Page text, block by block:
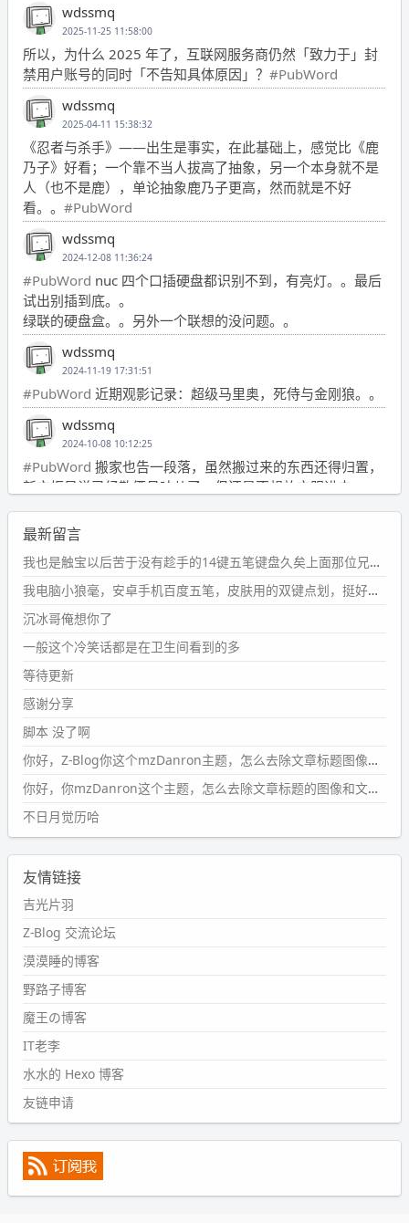
wdssmq
2025-11-25 11:58:00
所以，为什么 2025 年了，互联网服务商仍然「致力于」封
禁用户账号的同时「不告知具体原因」？ #PubWord
wdssmq
2025-04-11 15:38:32
《忍者与杀手》——出生是事实，在此基础上，感觉比《鹿
乃子》好看；一个靠不当人拔高了抽象，另一个本身就不是
人（也不是鹿），单论抽象鹿乃子更高，然而就是不好
看。。 #PubWord
wdssmq
2024-12-08 11:36:24
#PubWord nuc 四个口插硬盘都识别不到，有亮灯。。最后
试出别插到底。。
绿联的硬盘盒。。另外一个联想的没问题。。
wdssmq
2024-11-19 17:31:51
#PubWord 近期观影记录：超级马里奥，死侍与金刚狼。。
wdssmq
2024-10-08 10:12:25
#PubWord 搬家也告一段落，虽然搬过来的东西还得归置，
新衣柜虽说已经散俩月味儿了，但还是不想放衣服进去。
wdssmq
2024-09-23 21:00:49
#PubWord要不我每年汇总整理一次？？碎雨集_沉冰浮水_
第1页https://www.wdssmq.com/tag/%E7%A2%8E%E9%9
B%A8%E9%9B%86/
wdssmq
2024-09-23 20:58:40
#PubWord
条嘟？？？？
wdssmq
2024-09-15 10:32:07
#PubWordVSCode 内 git 操作卡住的时候没办法主动取消
一直是个痛点，一般都是推送或拉取，今天连提交都卡
了。。
wdssmq
2024-09-11 08:45:43
#PubWord
然后天凉了，为了应对踢被子买了睡袋，不知道 1.2 米会不
会略窄。。
wdssmq
2024-09-09 19:43:00
#PubWord
表，21 年 11 月底发现 B 站上线了这部，直到前几天才看
完，还是分两次看的。。接下来有五项是 2019 年的，都是
电影 —— 略长的待办列表。。
最新留言
我也是触宝以后苦于没有趁手的14键五笔键盘久矣上面那位兄台用的百度双键点划布局我也用过很久，那个皮肤做得很粗糙，个别键位的触发区域是错位的，快速打字时很容易出错，修改它的皮肤文件校正后勉强能用，但早年出的皮肤分辨率太低，实在谈不上美观。百度小米定制版的商店里有一个"小黑板"皮肤还不错(百度官方输入法商店里没有)，但那个风格我不喜欢这两天找到了一个叫"森林集"的公众号，开发了海量的皮肤，很多都有14键版本，付费但很便宜，几块钱，终于有自己满意的输入法了搜了一下，这个工作室还是百度的官方合作伙伴，不知道为什么14键作品都不在官方商店上架，难道是百度官方在刻意放弃14键？
我电脑小狼毫，安卓手机百度五笔，皮肤用的双键点划，挺好的。
沉冰哥俺想你了
一般这个冷笑话都是在卫生间看到的多
等待更新
感谢分享
脚本 没了啊
你好，Z-Blog你这个mzDanron主题，怎么去除文章标题图像和文章摘要，仅显示标题，感谢回复！
你好，你mzDanron这个主题，怎么去除文章标题的图像和文章摘要！仅显示标题，感谢回复解决！
不日月觉历哈
友情链接
吉光片羽
Z-Blog 交流论坛
漠漠睡的博客
野路子博客
魔王の博客
IT老李
水水的 Hexo 博客
友链申请